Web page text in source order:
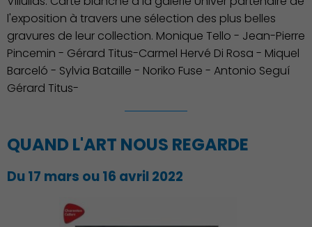
l'exposition à travers une sélection des plus belles
gravures de leur collection. Monique Tello - Jean-Pierre
Pincemin - Gérard Titus-Carmel Hervé Di Rosa - Miquel
Barceló - Sylvia Bataille - Noriko Fuse - Antonio Seguí
Gérard Titus-
QUAND L'ART NOUS REGARDE
Du 17 mars ou 16 avril 2022